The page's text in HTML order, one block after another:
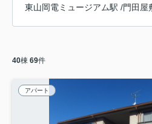
東山岡電ミュージアム駅 /門田屋
40棟 69件
アパート